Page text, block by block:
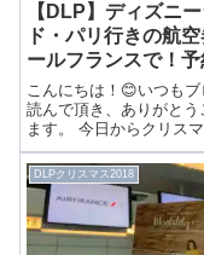
【DLP】ディズニ
ド・パリ行きの航
ールフランスで！
意点も！
こんにちは！😊いつもブ
読んで頂き、ありがとう
ます。 今日からクリスマ
ィズニーランド・パリ編
ていきます！🎄💓まずは
予約編！ディズニーラン
リ行きの航空券はエー
スで！予約の注意点も！
でもご紹介した...
DLPクリスマス2018